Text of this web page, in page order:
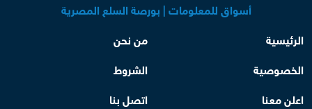
أسواق للمعلومات | بورصة السلع المصرية
الرئيسية
من نحن
الخصوصية
الشروط
اعلن معنا
اتصل بنا